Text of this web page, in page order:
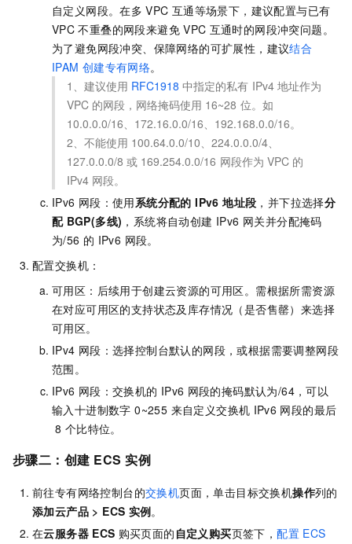
自定义网段。在多 VPC 互通等场景下，建议配置与已有
VPC 不重叠的网段来避免 VPC 互通时的网段冲突问题。
为了避免网段冲突、保障网络的可扩展性，建议结合
IPAM 创建专有网络。
1、建议使用 RFC1918 中指定的私有 IPv4 地址作为
VPC 的网段，网络掩码使用 16~28 位。如
10.0.0.0/16、172.16.0.0/16、192.168.0.0/16。
2、不能使用 100.64.0.0/10、224.0.0.0/4、
127.0.0.0/8 或 169.254.0.0/16 网段作为 VPC 的
IPv4 网段。
IPv6 网段：使用系统分配的 IPv6 地址段 ，并下拉选择分
配 BGP(多线) ，系统将自动创建 IPv6 网关并分配掩码
为/56 的 IPv6 网段。
配置交换机：
可用区：后续用于创建云资源的可用区。需根据所需资源
在对应可用区的支持状态及库存情况（是否售罄）来选择
可用区。
IPv4 网段：选择控制台默认的网段，或根据需要调整网段
范围。
IPv6 网段：交换机的 IPv6 网段的掩码默认为/64，可以
输入十进制数字 0~255 来自定义交换机 IPv6 网段的最后
8 个比特位。
步骤二：创建 ECS 实例
前往专有网络控制台的交换机页面，单击目标交换机操作列的
添加云产品 > ECS 实例。
在云服务器 ECS 购买页面的 自定义购买页签下，配置 ECS